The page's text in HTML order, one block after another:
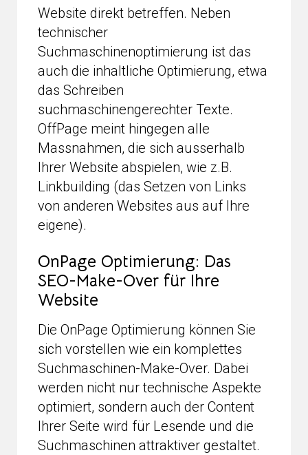
Website direkt betreffen. Neben
technischer
Suchmaschinenoptimierung ist das
auch die inhaltliche Optimierung, etwa
das Schreiben
suchmaschinengerechter Texte.
OffPage meint hingegen alle
Massnahmen, die sich ausserhalb
Ihrer Website abspielen, wie z.B.
Linkbuilding (das Setzen von Links
von anderen Websites aus auf Ihre
eigene).
OnPage Optimierung: Das
SEO-Make-Over für Ihre
Website
Die OnPage Optimierung können Sie
sich vorstellen wie ein komplettes
Suchmaschinen-Make-Over. Dabei
werden nicht nur technische Aspekte
optimiert, sondern auch der Content
Ihrer Seite wird für Lesende und die
Suchmaschinen attraktiver gestaltet.